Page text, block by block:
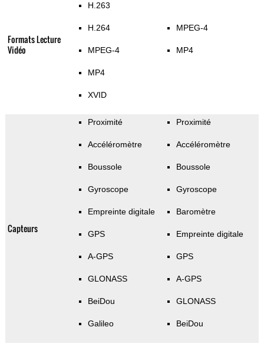
Formats Lecture
Vidéo
H.263
H.264
MPEG-4
MP4
XVID
MPEG-4
MP4
Capteurs
Proximité
Accéléromètre
Boussole
Gyroscope
Empreinte digitale
GPS
A-GPS
GLONASS
BeiDou
Galileo
Proximité
Accéléromètre
Boussole
Gyroscope
Baromètre
Empreinte digitale
GPS
A-GPS
GLONASS
BeiDou